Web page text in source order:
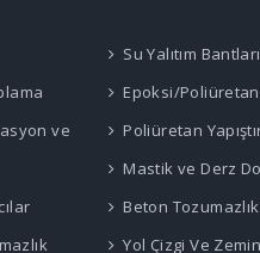
Su Yalıtım
Epoksi/
ve
Poliüretan
Mastik ve Derz
Beton
Yol Çizgi Ve